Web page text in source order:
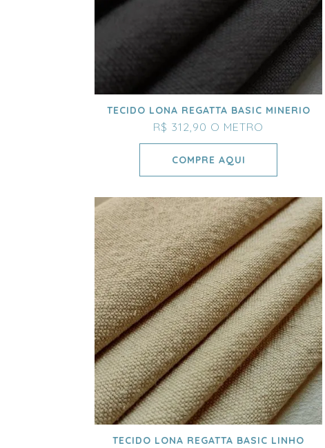
TECIDO LONA REGATTA BASIC MINERIO
R$ 312,90 O METRO
COMPRE AQUI
TECIDO LONA REGATTA BASIC LINHO